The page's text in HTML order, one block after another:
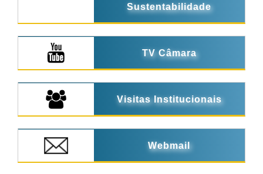
Sustentabilidade
TV Câmara
Visitas Institucionais
Webmail